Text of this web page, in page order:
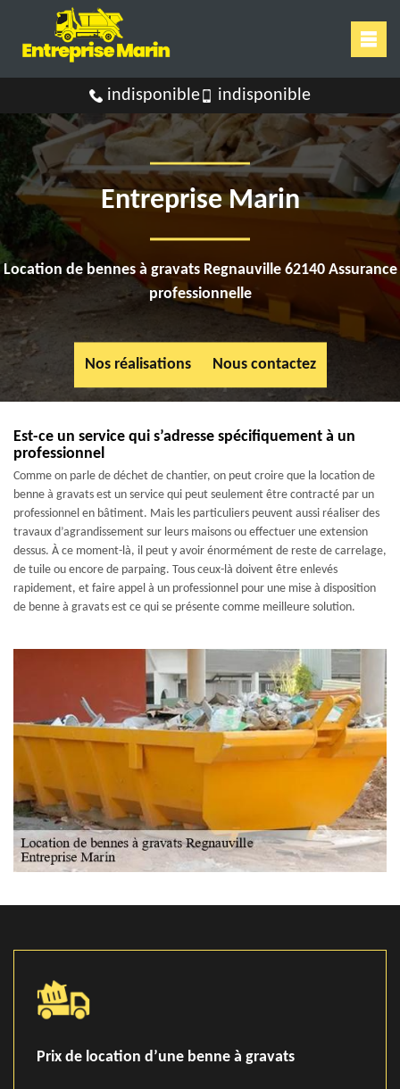
indisponible indisponible
Entreprise Marin
Location de bennes à gravats Regnauville 62140 Assurance
professionnelle
Nos réalisations Nous contactez
Est-ce un service qui s’adresse spécifiquement à un
professionnel
Comme on parle de déchet de chantier, on peut croire que la location de
benne à gravats est un service qui peut seulement être contracté par un
professionnel en bâtiment. Mais les particuliers peuvent aussi réaliser des
travaux d’agrandissement sur leurs maisons ou effectuer une extension
dessus. À ce moment-là, il peut y avoir énormément de reste de carrelage,
de tuile ou encore de parpaing. Tous ceux-là doivent être enlevés
rapidement, et faire appel à un professionnel pour une mise à disposition
de benne à gravats est ce qui se présente comme meilleure solution.
Prix de location d’une benne à gravats